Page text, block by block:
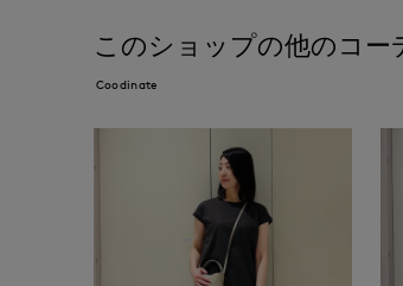
このショップの他のコー
Coodinate